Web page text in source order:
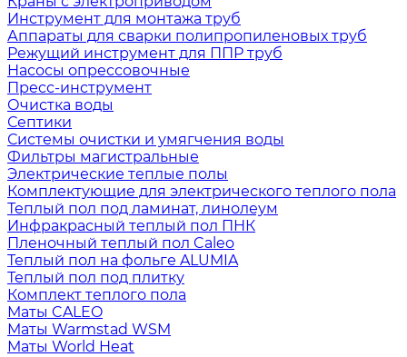
Инструмент для монтажа труб
Аппараты для сварки полипропиленовых труб
Режущий инструмент для ППР труб
Насосы опрессовочные
Пресс-инструмент
Очистка воды
Септики
Системы очистки и умягчения воды
Фильтры магистральные
Электрические теплые полы
Комплектующие для электрического теплого пола
Теплый пол под ламинат, линолеум
Инфракрасный теплый пол ПНК
Пленочный теплый пол Caleo
Теплый пол на фольге ALUMIA
Теплый пол под плитку
Комплект теплого пола
Маты CALEO
Маты Warmstad WSM
Маты World Heat